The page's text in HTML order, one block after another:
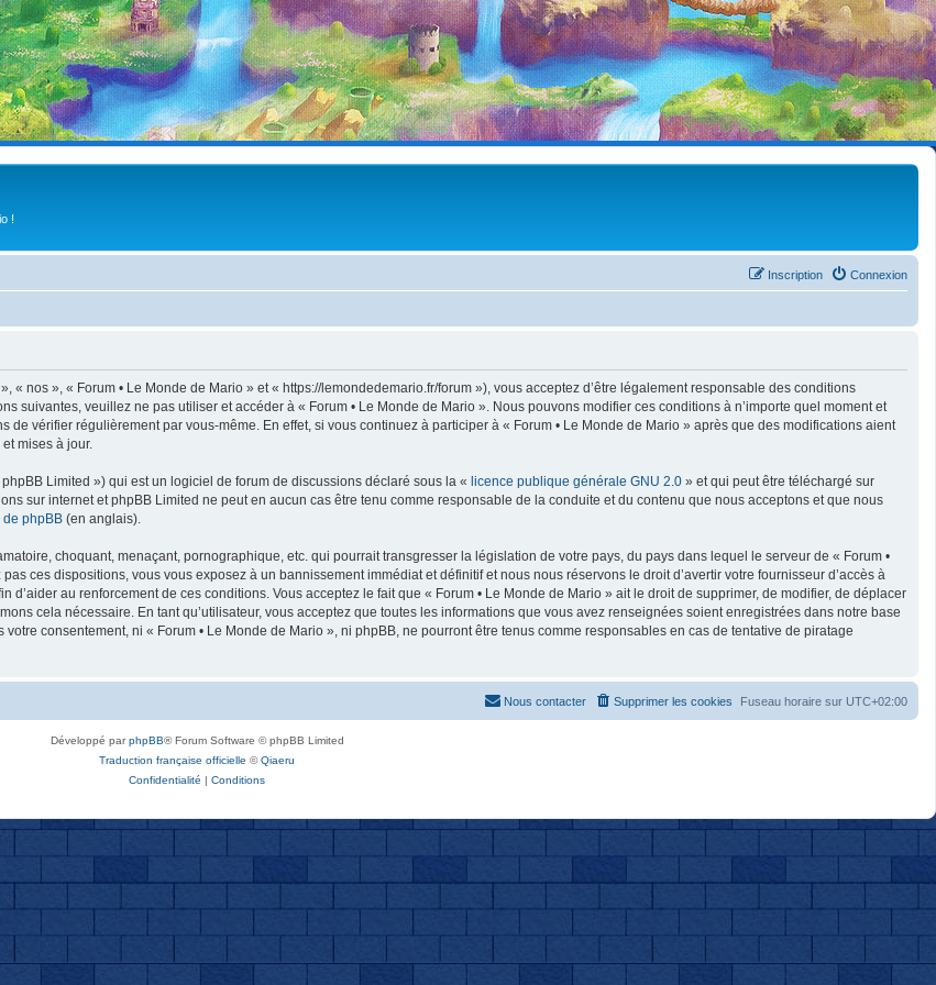
!
Connexion
Inscription
« nos », « Forum • Le Monde de Mario » et « https://lemondedemario.fr/forum »), vous acceptez d’être légalement responsable des conditions
suivantes, veuillez ne pas utiliser et accéder à « Forum • Le Monde de Mario ». Nous pouvons modifier ces conditions à n’importe quel moment et
vérifier régulièrement par vous-même. En effet, si vous continuez à participer à « Forum • Le Monde de Mario » après que des modifications aient
mises à jour.
Limited ») qui est un logiciel de forum de discussions déclaré sous la « licence publique générale GNU 2.0 » et qui peut être téléchargé sur
sur internet et phpBB Limited ne peut en aucun cas être tenu comme responsable de la conduite et du contenu que nous acceptons et que nous
de phpBB (en anglais).
choquant, menaçant, pornographique, etc. qui pourrait transgresser la législation de votre pays, du pays dans lequel le serveur de « Forum •
ces dispositions, vous vous exposez à un bannissement immédiat et définitif et nous nous réservons le droit d’avertir votre fournisseur d’accès à
d’aider au renforcement de ces conditions. Vous acceptez le fait que « Forum • Le Monde de Mario » ait le droit de supprimer, de modifier, de déplacer
cela nécessaire. En tant qu’utilisateur, vous acceptez que toutes les informations que vous avez renseignées soient enregistrées dans notre base
consentement, ni « Forum • Le Monde de Mario », ni phpBB, ne pourront être tenus comme responsables en cas de tentative de piratage
Fuseau horaire sur UTC+02:00
Supprimer les cookies
Nous contacter
Développé parphpBB® Forum Software © phpBB Limited
Traduction française officielle ©Qiaeru
Confidentialité | Conditions